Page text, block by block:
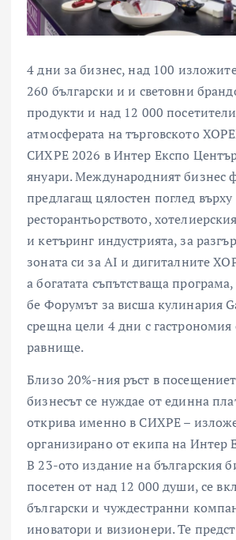
4 дни за бизнес, над 100
260 български и и световни
продукти и над 12 000
атмосферата на търговското
СИХРЕ 2026 в Интер Експо
януари. Международният бизнес
предлагащ цялостен поглед върху
ресторантьорството,
и кетъринг индустрията, за
зоната си за AI и дигиталните
а богатата съпътстваща
бе Форумът за висша кулинария
срещна цели 4 дни с гастрономия
равнище.
Близо 20%-ния ръст в
бизнесът се нуждае от единна
открива именно в СИХРЕ –
организирано от екипа на Интер
В 23-ото издание на българския
посетен от над 12 000 души, се
български и чуждестранни
иноватори и визионери. Те